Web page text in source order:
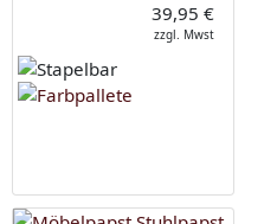
39,95 €
zzgl. Mwst